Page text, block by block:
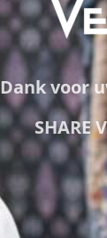
Dank voor
SHARE